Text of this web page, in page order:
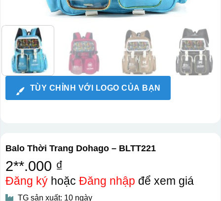
TÙY CHỈNH VỚI LOGO CỦA BẠN
Balo Thời Trang Dohago – BLTT221
2**.000 ₫
Đăng kýhoặc Đăng nhập để xem giá
TG sản xuất: 10 ngày